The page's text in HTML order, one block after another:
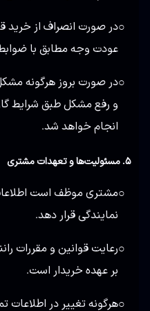
○در صورت انصراف از خرید
عودت وجه مطابق با
○در صورت بروز هرگونه
و رفع مشکل طبق شرایط
انجام خواهد شد.
۵. مسئولیت‌ها و تعهدات مشتری
○مشتری موظف است
نمایندگی قرار دهد.
○رعایت قوانین و مقررات
بر عهده خریدار است.
○هرگونه تغییر در